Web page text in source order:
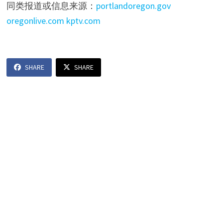
同类报道或信息来源： portlandoregon.gov
oregonlive.com kptv.com
SHARE SHARE